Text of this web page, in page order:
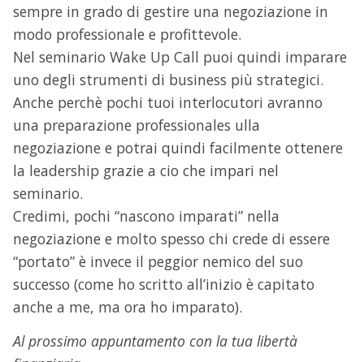
sempre in grado di gestire una negoziazione in
modo professionale e profittevole.
Nel seminario Wake Up Call puoi quindi imparare
uno degli strumenti di business più strategici.
Anche perchè pochi tuoi interlocutori avranno
una preparazione professionales ulla
negoziazione e potrai quindi facilmente ottenere
la leadership grazie a cio che impari nel
seminario.
Credimi, pochi “nascono imparati” nella
negoziazione e molto spesso chi crede di essere
“portato” è invece il peggior nemico del suo
successo (come ho scritto all’inizio è capitato
anche a me, ma ora ho imparato).
Al prossimo appuntamento con la tua libertà